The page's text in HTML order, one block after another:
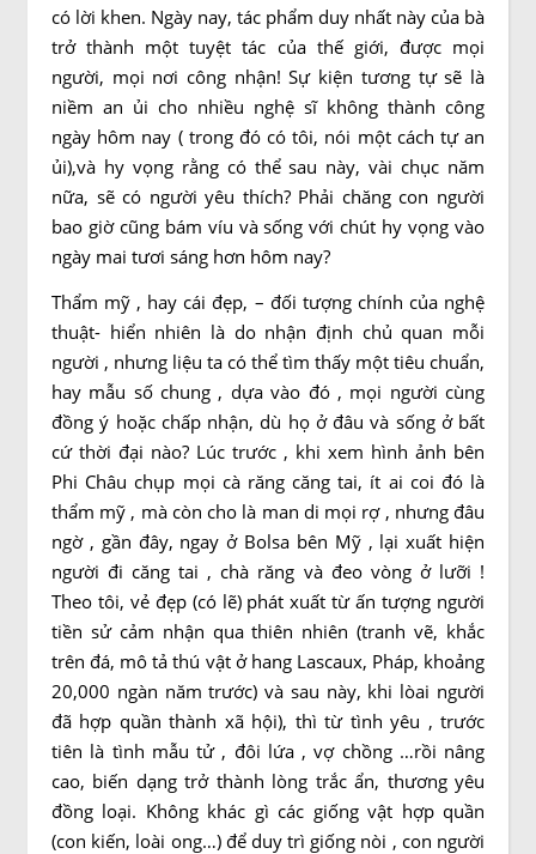
có lời khen. Ngày nay, tác phẩm duy nhất này của bà
trở thành một tuyệt tác của thế giới, được mọi
người, mọi nơi công nhận! Sự kiện tương tự sẽ là
niềm an ủi cho nhiều nghệ sĩ không thành công
ngày hôm nay ( trong đó có tôi, nói một cách tự an
ủi),và hy vọng rằng có thể sau này, vài chục năm
nữa, sẽ có người yêu thích? Phải chăng con người
bao giờ cũng bám víu và sống với chút hy vọng vào
ngày mai tươi sáng hơn hôm nay?
Thẩm mỹ , hay cái đẹp, – đối tượng chính của nghệ
thuật- hiển nhiên là do nhận định chủ quan mỗi
người , nhưng liệu ta có thể tìm thấy một tiêu chuẩn,
hay mẫu số chung , dựa vào đó , mọi người cùng
đồng ý hoặc chấp nhận, dù họ ở đâu và sống ở bất
cứ thời đại nào? Lúc trước , khi xem hình ảnh bên
Phi Châu chụp mọi cà răng căng tai, ít ai coi đó là
thẩm mỹ , mà còn cho là man di mọi rợ , nhưng đâu
ngờ , gần đây, ngay ở Bolsa bên Mỹ , lại xuất hiện
người đi căng tai , chà răng và đeo vòng ở lưỡi !
Theo tôi, vẻ đẹp (có lẽ) phát xuất từ ấn tượng người
tiền sử cảm nhận qua thiên nhiên (tranh vẽ, khắc
trên đá, mô tả thú vật ở hang Lascaux, Pháp, khoảng
20,000 ngàn năm trước) và sau này, khi lòai người
đã hợp quần thành xã hội), thì từ tình yêu , trước
tiên là tình mẫu tử , đôi lứa , vợ chồng …rồi nâng
cao, biến dạng trở thành lòng trắc ẩn, thương yêu
đồng loại. Không khác gì các giống vật hợp quần
(con kiến, loài ong…) để duy trì giống nòi , con người